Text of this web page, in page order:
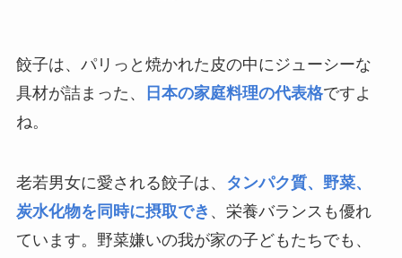
餃子は、パリっと焼かれた皮の中にジューシーな
具材が詰まった、
日本の家庭料理の代表格ですよ
ね。
老若男女に愛される餃子は、
タンパク質、野菜、
炭水化物を同時に摂取でき 、栄養バランスも優れ
ています。野菜嫌いの我が家の子どもたちでも、